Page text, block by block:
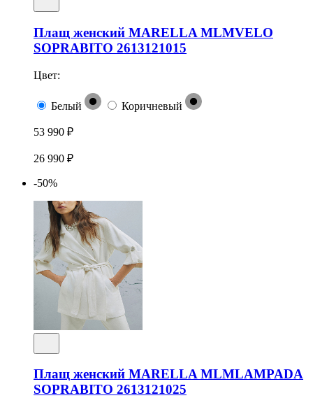
Плащ женский MARELLA MLMVELO
SOPRABITO 2613121015
Цвет:
Белый Коричневый
53 990 ₽
26 990 ₽
-50%
Плащ женский MARELLA MLMLAMPADA
SOPRABITO 2613121025